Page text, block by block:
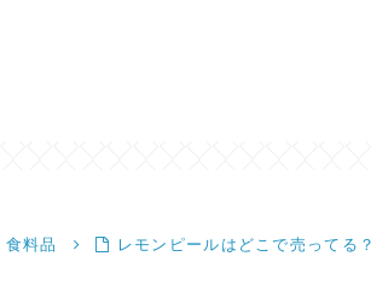
食料品 レモンピールはどこで売ってる